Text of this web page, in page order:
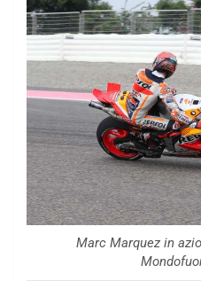
Marc Marquez in